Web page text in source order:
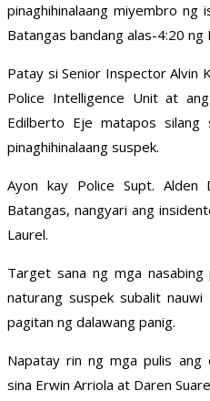
pinaghihinalaang miyembro
Batangas bandang alas-4:20
Patay si Senior Inspector Alvin
Police Intelligence Unit at
Edilberto Eje matapos silang
pinaghihinalaang suspek.
Ayon kay Police Supt. Alden
Batangas, nangyari ang
Laurel.
Target sana ng mga
naturang suspek subalit
pagitan ng dalawang panig.
Napatay rin ng mga pulis ang
sina Erwin Arriola at Daren